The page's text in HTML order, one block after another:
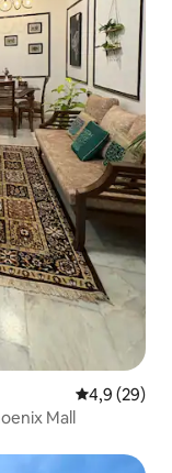
Průměrné
4,9 (29)
Mall